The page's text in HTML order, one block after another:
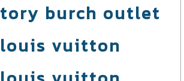
tory burch outlet
louis vuitton